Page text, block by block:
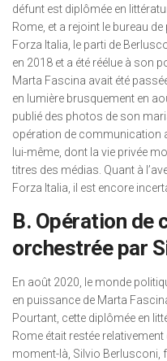
défunt est diplômée en
Rome, et a rejoint le bureau
Forza Italia, le parti de
en 2018 et a été réélue à son
Marta Fascina avait été
en lumière brusquement en
publié des photos de son
opération de communication
lui-même, dont la vie privée
titres des médias. Quant à
Forza Italia, il est encore
B. Opération de
orchestrée par
En août 2020, le monde
en puissance de Marta
Pourtant, cette diplômée en
Rome était restée
moment-là, Silvio Berlusconi,